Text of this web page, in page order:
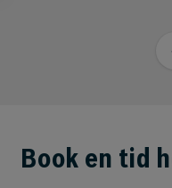
Book en tid